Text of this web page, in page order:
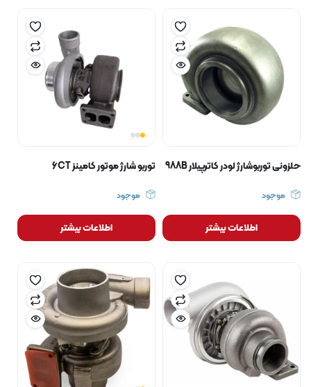
حلزونی توربوشارژ لودر کاترپیلار 988B
موجود
اطلاعات بیشتر
توربو شارژ موتور کامینز 6CT
موجود
اطلاعات بیشتر